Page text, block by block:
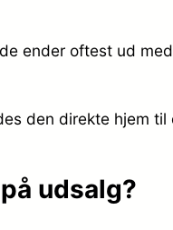
ender oftest ud
den direkte hjem til
udsalg?